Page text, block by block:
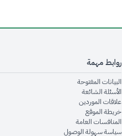
روابط مهمة
البيانات المفتوحةopens in new window
الأسئلة الشائعةopens in new window
علاقات الموردينopens in new window
خريطة الموقعopens in new window
المنافسات العامةopens in new window
سياسة سهولة الوصولopens in new window